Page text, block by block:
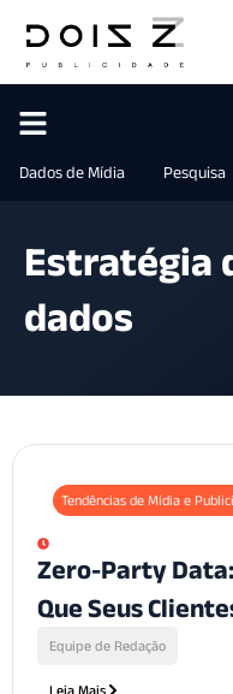
Dados de Mídia Pesquisa
Estratégia
dados
Tendências de Mídia e
Zero-Party
Que Seus
Equipe de Redação
Leia Mais